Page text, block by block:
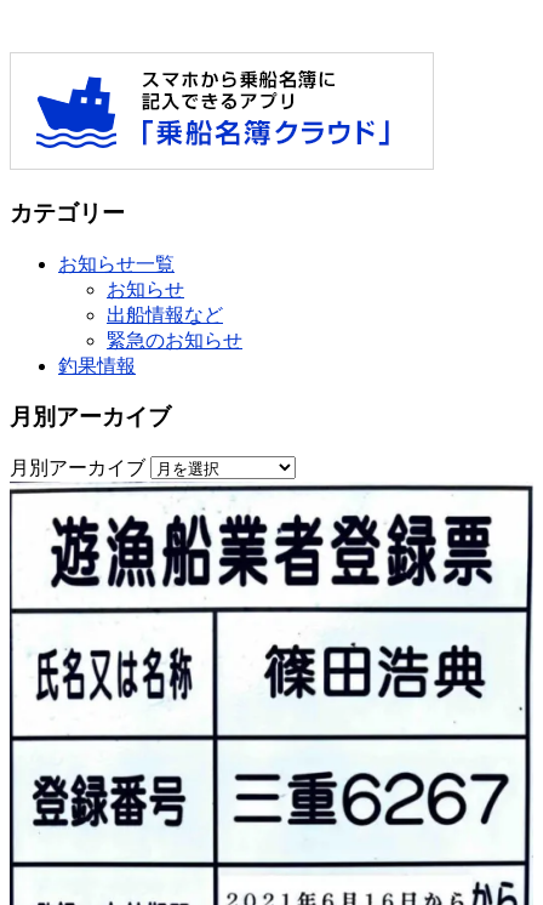
カテゴリー
お知らせ一覧
お知らせ
出船情報など
緊急のお知らせ
釣果情報
月別アーカイブ
月別アーカイブ